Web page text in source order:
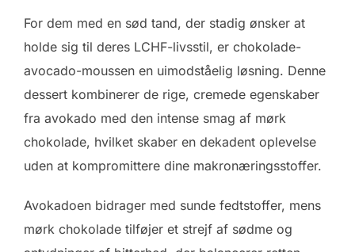
For dem med en sød tand, der stadig ønsker at
holde sig til deres LCHF-livsstil, er chokolade-
avocado-moussen en uimodståelig løsning. Denne
dessert kombinerer de rige, cremede egenskaber
fra avokado med den intense smag af mørk
chokolade, hvilket skaber en dekadent oplevelse
uden at kompromittere dine makronæringsstoffer.
Avokadoen bidrager med sunde fedtstoffer, mens
mørk chokolade tilføjer et strejf af sødme og